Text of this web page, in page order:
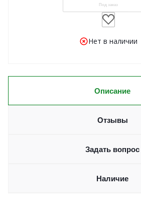
Под заказ
Нет в наличии
Описание
Отзывы
Задать вопрос
Наличие